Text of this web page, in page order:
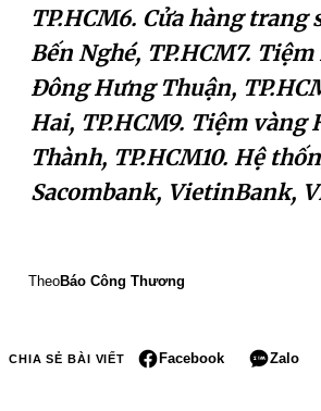
TP.HCM6. Cửa hàng trang
Bến Nghé, TP.HCM7.
Đông Hưng Thuận,
Hai, TP.HCM9. Tiệm
Thành, TP.HCM10. Hệ
Sacombank, VietinBank,
TheoBáo Công Thương
CHIA SẺ BÀI VIẾT Facebook Zalo